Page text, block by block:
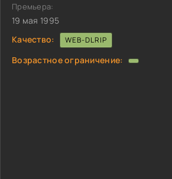
Премьера:
19 мая 1995
Качество:
WEB-DLRIP
Возрастное ограничение: